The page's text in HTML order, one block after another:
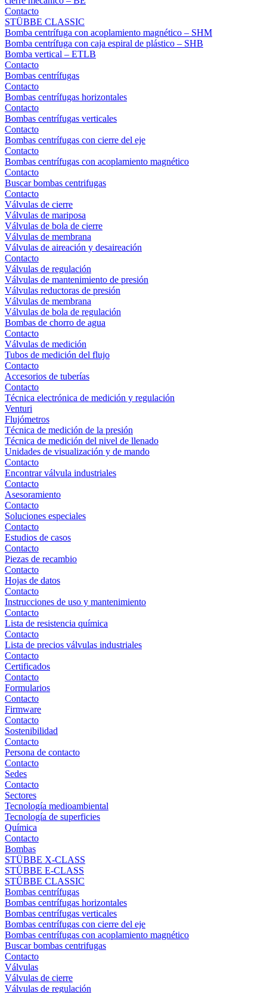
Contacto
STÜBBE CLASSIC
Bomba centrífuga con acoplamiento magnético – SHM
Bomba centrífuga con caja espiral de plástico – SHB
Bomba vertical – ETLB
Contacto
Bombas centrífugas
Contacto
Bombas centrífugas horizontales
Contacto
Bombas centrífugas verticales
Contacto
Bombas centrífugas con cierre del eje
Contacto
Bombas centrífugas con acoplamiento magnético
Contacto
Buscar bombas centrifugas
Contacto
Válvulas de cierre
Válvulas de mariposa
Válvulas de bola de cierre
Válvulas de membrana
Válvulas de aireación y desaireación
Contacto
Válvulas de regulación
Válvulas de mantenimiento de presión
Válvulas reductoras de presión
Válvulas de membrana
Válvulas de bola de regulación
Bombas de chorro de agua
Contacto
Válvulas de medición
Tubos de medición del flujo
Contacto
Accesorios de tuberías
Contacto
Técnica electrónica de medición y regulación
Venturi
Flujómetros
Técnica de medición de la presión
Técnica de medición del nivel de llenado
Unidades de visualización y de mando
Contacto
Encontrar válvula industriales
Contacto
Asesoramiento
Contacto
Soluciones especiales
Contacto
Estudios de casos
Contacto
Piezas de recambio
Contacto
Hojas de datos
Contacto
Instrucciones de uso y mantenimiento
Contacto
Lista de resistencia química
Contacto
Lista de precios válvulas industriales
Contacto
Certificados
Contacto
Formularios
Contacto
Firmware
Contacto
Sostenibilidad
Contacto
Persona de contacto
Contacto
Sedes
Contacto
Sectores
Tecnología medioambiental
Tecnología de superficies
Química
Contacto
Bombas
STÜBBE X-CLASS
STÜBBE E-CLASS
STÜBBE CLASSIC
Bombas centrífugas
Bombas centrífugas horizontales
Bombas centrífugas verticales
Bombas centrífugas con cierre del eje
Bombas centrífugas con acoplamiento magnético
Buscar bombas centrifugas
Contacto
Válvulas
Válvulas de cierre
Válvulas de regulación